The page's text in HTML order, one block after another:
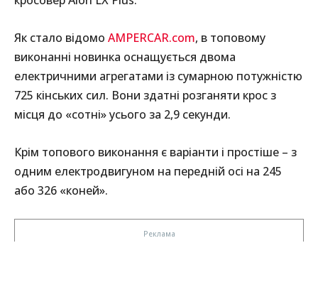
Як стало відомо AMPERCAR.com, в топовому
виконанні новинка оснащується двома
електричними агрегатами із сумарною потужністю
725 кінських сил. Вони здатні розганяти крос з
місця до «сотні» усього за 2,9 секунди.
Крім топового виконання є варіанти і простіше – з
одним електродвигуном на передній осі на 245
або 326 «коней».